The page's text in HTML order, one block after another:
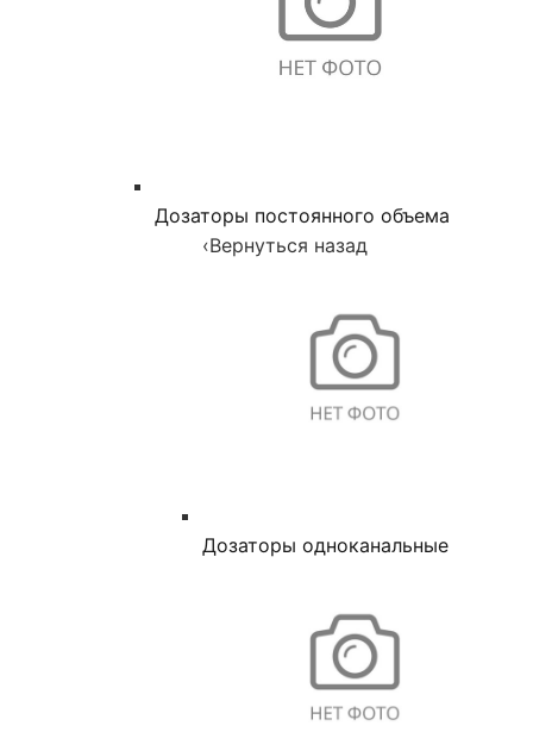
Дозаторы постоянного объема
‹Вернуться назад
Дозаторы одноканальные